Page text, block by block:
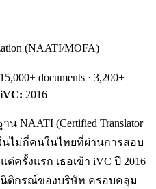
(NAATI/MOFA)
15,000+ documents · 3,200+
2016
NAATI (Certified Translator
ไม่กี่คนในไทยที่ผ่านการสอบ
ต่ครั้งแรก เธอเข้า iVC ปี 2016
ติกรณ์ของบริษัท ครอบคลุม